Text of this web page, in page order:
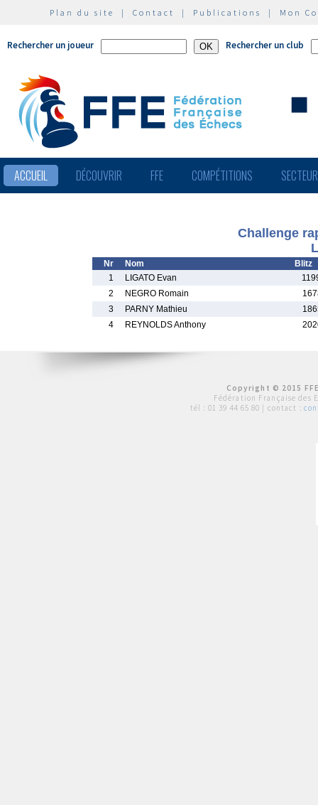
Plan du site | Contact | Publications | Mon
Rechercher un joueur Rechercher un club
ACCUEIL DÉCOUVRIR FFE COMPÉTITIONS
Challenge
Nr Nom
Blitz
1
LIGATO Evan
2
NEGRO Romain
3
PARNY Mathieu
4
REYNOLDS Anthony
Copyright © 2015
Fédération Française des
tél : 01 39 44 65 80 | contact :